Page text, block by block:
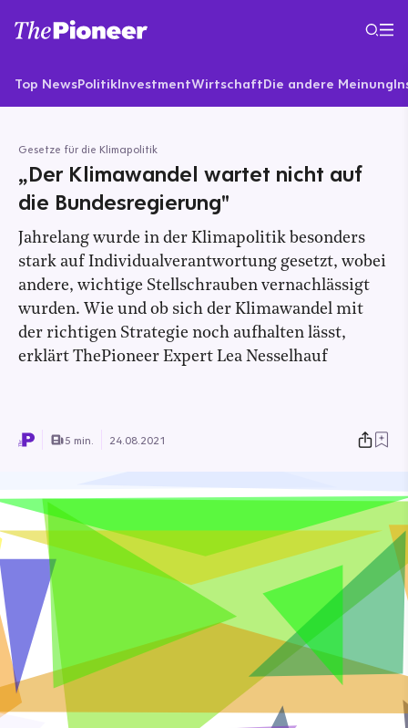
Top NewsPolitikInvestmentWirtschaftDie andere Meinung
Gesetze für die Klimapolitik
„Der Klimawandel wartet nicht auf
die Bundesregierung"
Jahrelang wurde in der Klimapolitik besonders
stark auf Individualverantwortung gesetzt, wobei
andere, wichtige Stellschrauben vernachlässigt
wurden. Wie und ob sich der Klimawandel mit
der richtigen Strategie noch aufhalten lässt,
erklärt ThePioneer Expert Lea Nesselhauf
5 min. 24.08.2021